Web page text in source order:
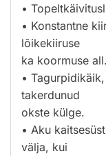
•
• Konstantne
lõikekiiruse
ka koormuse all.
•
takerdunud
okste külge.
• Aku
välja, kui